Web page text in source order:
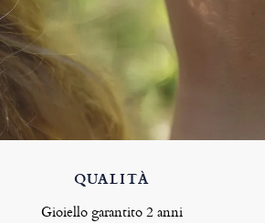
QUALITÀ
Gioiello garantito 2 anni